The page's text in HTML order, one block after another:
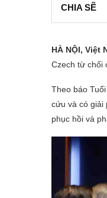
CHIA SẼ
HÀ NỘI, Việt
Czech từ chối
Theo báo
cứu và có giải
phục hồi và